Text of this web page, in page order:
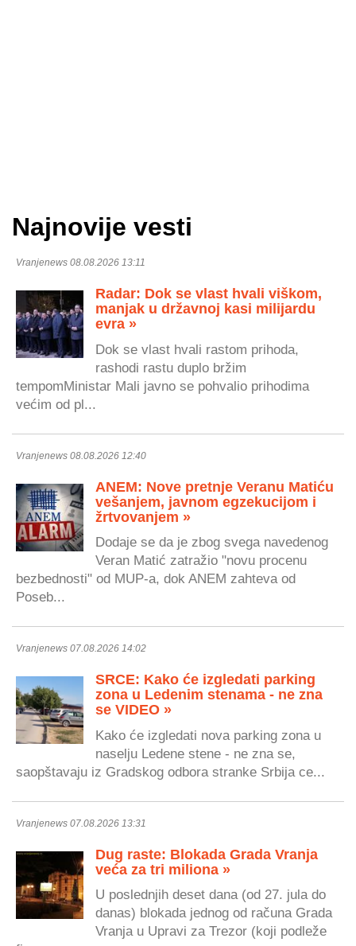
Najnovije vesti
Vranjenews 08.08.2026 13:11
Radar: Dok se vlast hvali viškom,
manjak u državnoj kasi milijardu
evra »
Dok se vlast hvali rastom prihoda,
rashodi rastu duplo bržim
tempomMinistar Mali javno se pohvalio prihodima
većim od pl...
Vranjenews 08.08.2026 12:40
ANEM: Nove pretnje Veranu Matiću
vešanjem, javnom egzekucijom i
žrtvovanjem »
Dodaje se da je zbog svega navedenog
Veran Matić zatražio "novu procenu
bezbednosti" od MUP-a, dok ANEM zahteva od
Poseb...
Vranjenews 07.08.2026 14:02
SRCE: Kako će izgledati parking
zona u Ledenim stenama - ne zna
se VIDEO »
Kako će izgledati nova parking zona u
naselju Ledene stene - ne zna se,
saopštavaju iz Gradskog odbora stranke Srbija ce...
Vranjenews 07.08.2026 13:31
Dug raste: Blokada Grada Vranja
veća za tri miliona »
U poslednjih deset dana (od 27. jula do
danas) blokada jednog od računa Grada
Vranja u Upravi za Trezor (koji podleže